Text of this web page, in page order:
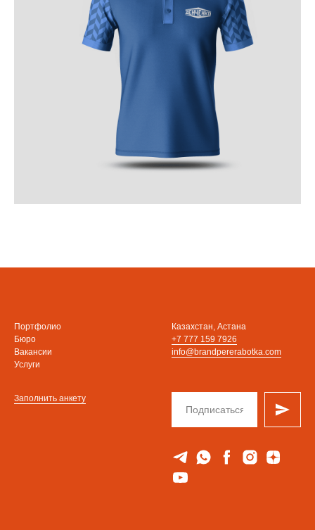
Портфолио
Бюро
Вакансии
Услуги
Казахстан, Астана
+7 777 159 7926
info@brandpererabotka.com
Заполнить анкету